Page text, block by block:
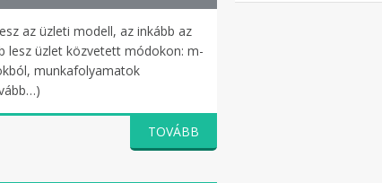
az üzleti modell, az inkább az
lesz üzlet közvetett módokon: m-
munkafolyamatok
TOVÁBB